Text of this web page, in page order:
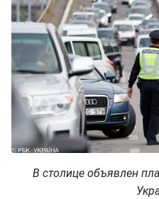
В столице объявлен